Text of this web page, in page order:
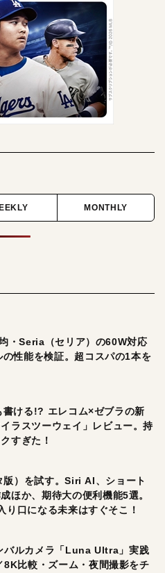
MONTHLY
・Seria（セリア）の60W対応
性能を検証。超コスパの1本を
ける!? エレコム×ゼブラの新
ラスツーウェイ」レビュー。持
すぎた！
版）を試す。Siri AI、ショート
ほか、期待大の便利機能5選。
口になる未来はすぐそこ！
バルカメラ「Luna Ultra」実践
8K比較・ズーム・夜間撮影をチ